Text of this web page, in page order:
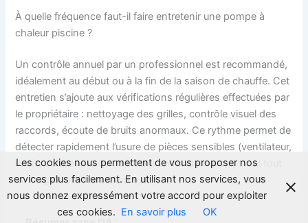
À quelle fréquence faut-il faire entretenir une pompe à
chaleur piscine ?
Un contrôle annuel par un professionnel est recommandé,
idéalement au début ou à la fin de la saison de chauffe. Cet
entretien s’ajoute aux vérifications régulières effectuées par
le propriétaire : nettoyage des grilles, contrôle visuel des
raccords, écoute de bruits anormaux. Ce rythme permet de
détecter rapidement l’usure de pièces sensibles (ventilateur,
relais, sondes) et de maintenir un rendement optimal tout
au long de la vie de la pompe.
Les cookies nous permettent de vous proposer nos
services plus facilement. En utilisant nos services, vous
nous donnez expressément votre accord pour exploiter
ces cookies. En savoir plus OK